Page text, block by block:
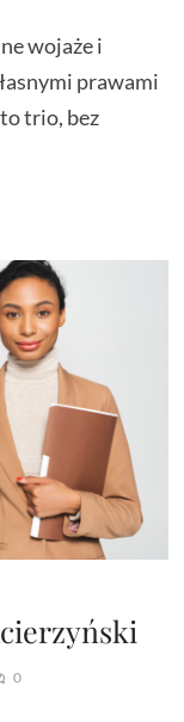
wojaże i
prawami
trio, bez
0